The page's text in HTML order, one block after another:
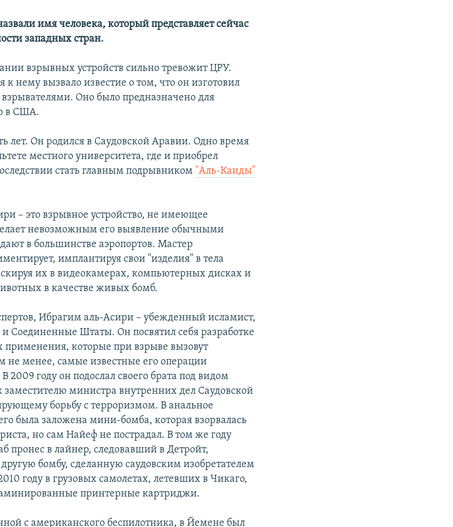
имя человека, который представляет сейчас
западных стран.
взрывных устройств сильно тревожит ЦРУ.
нему вызвало известие о том, что он изготовил
взрывателями. Оно было предназначено для
в США.
лет. Он родился в Саудовской Аравии. Одно время
местного университета, где и приобрел
стать главным подрывником "Аль-Каиды"
– это взрывное устройство, не имеющее
невозможным его выявление обычными
в большинстве аэропортов. Мастер
имплантируя свои "изделия" в тела
их в видеокамерах, компьютерных дисках и
в качестве живых бомб.
Ибрагим аль-Асири – убежденный исламист,
Соединенные Штаты. Он посвятил себя разработке
применения, которые при взрыве вызовут
не менее, самые известные его операции
2009 году он подослал своего брата под видом
заместителю министра внутренних дел Саудовской
борьбу с терроризмом. В анальное
была заложена мини-бомба, которая взорвалась
но сам Найеф не пострадал. В том же году
пронес в лайнер, следовавший в Детройт,
бомбу, сделанную саудовским изобретателем
году в грузовых самолетах, летевших в Чикаго,
принтерные картриджи.
с американского беспилотника, в Йемене был